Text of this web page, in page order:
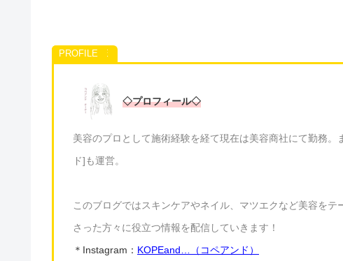
◇プロフィール◇
美容のプロとして施術経験を経て現在は美容商社にて勤務
ド]も運営。
このブログではスキンケアやネイル、マツエクなど美容を
さった方々に役立つ情報を配信していきます！
＊Instagram： KOPEand…（コペアンド）